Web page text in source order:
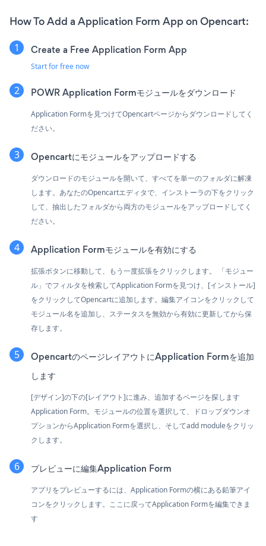
How To Add a Application Form App on Opencart:
Create a Free Application Form App
Start for free now
POWR Application Formモジュールをダウンロード
Application Formを見つけてOpencartページからダウンロードしてく
ださい。
Opencartにモジュールをアップロードする
ダウンロードのモジュールを開いて、すべてを単一のフォルダに解凍
します。あなたのOpencartエディタで、インストーラの下をクリック
して、抽出したフォルダから両方のモジュールをアップロードしてく
ださい。
Application Formモジュールを有効にする
拡張ボタンに移動して、もう一度拡張をクリックします。 「モジュー
ル」でフィルタを検索してApplication Formを見つけ、[インストール]
をクリックしてOpencartに追加します。編集アイコンをクリックして
モジュール名を追加し、ステータスを無効から有効に更新してから保
存します。
OpencartのページレイアウトにApplication Formを追加
します
[デザイン]の下の[レイアウト]に進み、追加するページを探します
Application Form。モジュールの位置を選択して、ドロップダウンオ
プションからApplication Formを選択し、そしてadd moduleをクリッ
クします。
プレビューに編集Application Form
アプリをプレビューするには、Application Formの横にある鉛筆アイ
コンをクリックします。ここに戻ってApplication Formを編集できま
す